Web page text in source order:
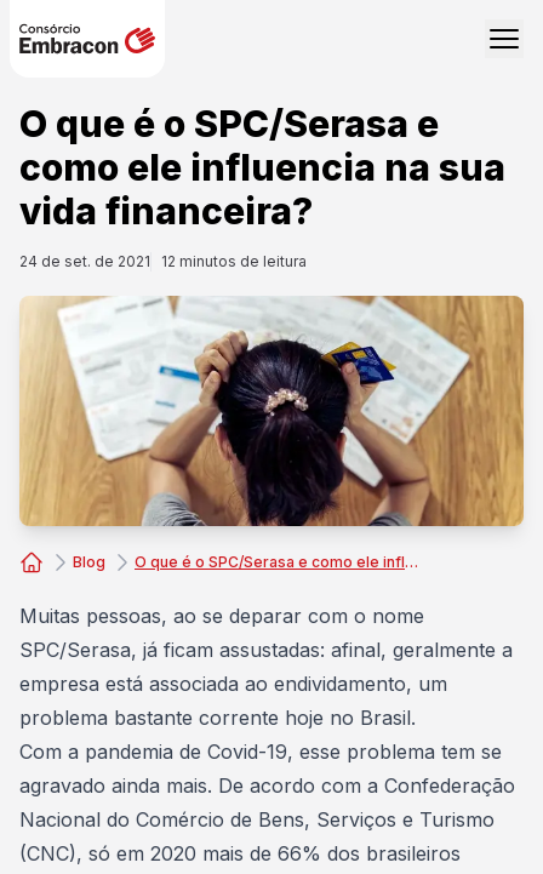
O que é o SPC/Serasa e
como ele influencia na sua
vida financeira?
24 de set. de 2021 12 minutos de leitura
Blog O que é o SPC/Serasa e como ele influencia na sua vida financeira?
Muitas pessoas, ao se deparar com o nome
SPC/Serasa, já ficam assustadas: afinal, geralmente a
empresa está associada ao endividamento, um
problema bastante corrente hoje no Brasil.
Com a pandemia de Covid-19, esse problema tem se
agravado ainda mais. De acordo com a Confederação
Nacional do Comércio de Bens, Serviços e Turismo
(CNC), só em 2020 mais de 66% dos brasileiros